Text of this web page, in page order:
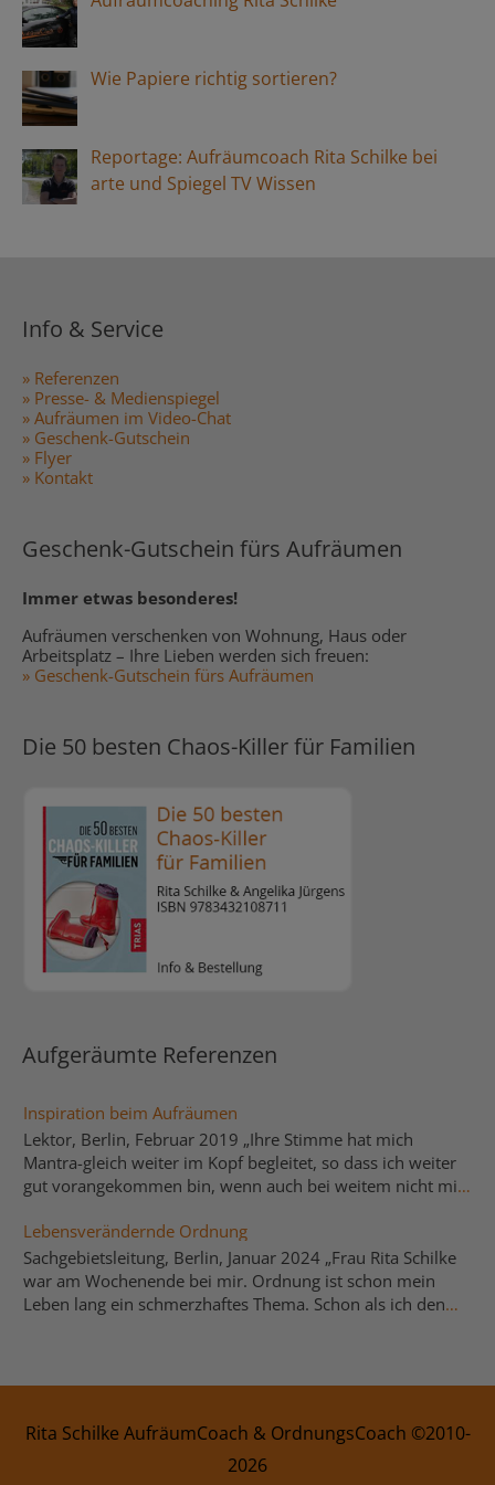
Wie Papiere richtig sortieren?
Reportage: Aufräumcoach Rita Schilke bei
arte und Spiegel TV Wissen
Info & Service
» Referenzen
» Presse- & Medienspiegel
» Aufräumen im Video-Chat
» Geschenk-Gutschein
» Flyer
» Kontakt
Geschenk-Gutschein fürs Aufräumen
Immer etwas besonderes!
Aufräumen verschenken von Wohnung, Haus oder
Arbeitsplatz – Ihre Lieben werden sich freuen:
» Geschenk-Gutschein fürs Aufräumen
Die 50 besten Chaos-Killer für Familien
Aufgeräumte Referenzen
Inspiration beim Aufräumen
Lektor, Berlin, Februar 2019 „Ihre Stimme hat mich
Mantra-gleich weiter im Kopf begleitet, so dass ich weiter
gut vorangekommen bin, wenn auch bei weitem nicht mit
Buch liegt als kleine Inspirations-Hilfe bereits auf meinem
Schreibtisch und gefällt mir gut.“
Lebensverändernde Ordnung
Sachgebietsleitung, Berlin, Januar 2024 „Frau Rita Schilke
war am Wochenende bei mir. Ordnung ist schon mein
Leben lang ein schmerzhaftes Thema. Schon als ich den
anzupacken, hört sie dabei dennoch zu und hat
Verständnis für die Ursachen, Gründe und Ängste. Nach
Rita Schilke AufräumCoach & OrdnungsCoach ©2010-
2026